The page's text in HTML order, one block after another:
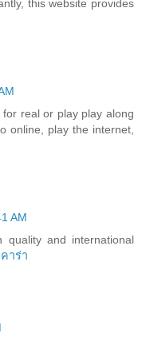
this website provides
real or play play along
online, play the internet,
AM
and international
าร่า